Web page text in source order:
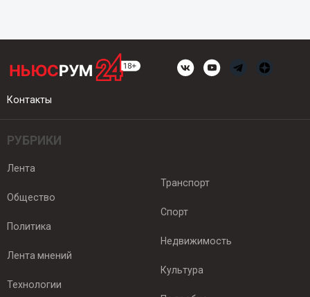
Контакты
РУБРИКИ
Лента
Общество
Политика
Лента мнений
Технологии
Транспорт
Спорт
Недвижимость
Культура